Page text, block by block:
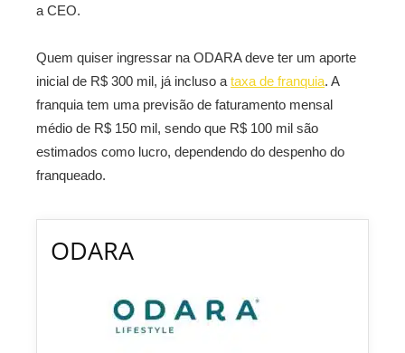
a CEO.
Quem quiser ingressar na ODARA deve ter um aporte
inicial de R$ 300 mil, já incluso a taxa de franquia. A
franquia tem uma previsão de faturamento mensal
médio de R$ 150 mil, sendo que R$ 100 mil são
estimados como lucro, dependendo do despenho do
franqueado.
ODARA